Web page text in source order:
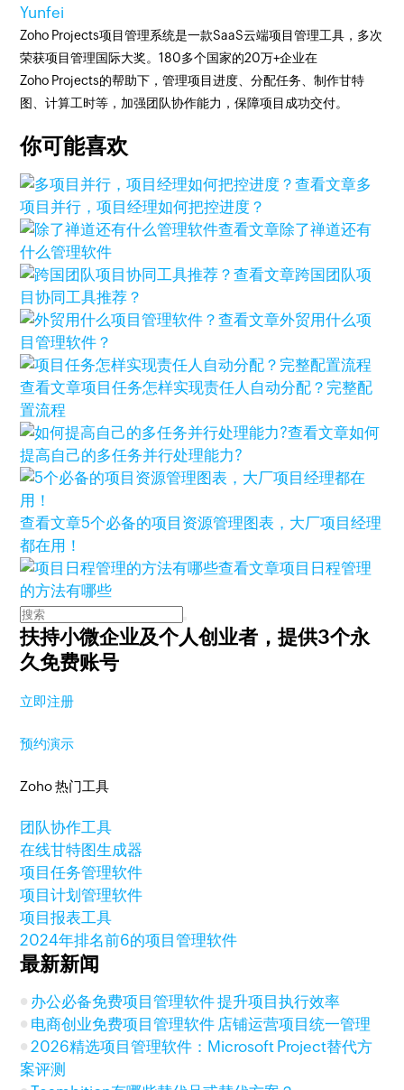
Yunfei
Zoho Projects项目管理系统是一款SaaS云端项目管理工具，多次
荣获项目管理国际大奖。180多个国家的20万+企业在
Zoho Projects的帮助下，管理项目进度、分配任务、制作甘特
图、计算工时等，加强团队协作能力，保障项目成功交付。
你可能喜欢
查看文章多
项目并行，项目经理如何把控进度？
查看文章除了禅道还有
什么管理软件
查看文章跨国团队项
目协同工具推荐？
查看文章外贸用什么项
目管理软件？
查看文章项目任务怎样实现责任人自动分配？完整配
置流程
查看文章如何
提高自己的多任务并行处理能力?
查看文章5个必备的项目资源管理图表，大厂项目经理
都在用！
查看文章项目日程管理
的方法有哪些
扶持小微企业及个人创业者，提供3个永
久免费账号
立即注册
预约演示
Zoho 热门工具
团队协作工具
在线甘特图生成器
项目任务管理软件
项目计划管理软件
项目报表工具
2024年排名前6的项目管理软件
最新新闻
办公必备免费项目管理软件 提升项目执行效率
电商创业免费项目管理软件 店铺运营项目统一管理
2026精选项目管理软件：Microsoft Project替代方
案评测